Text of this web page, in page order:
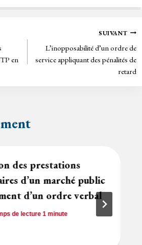
bo tt ail tF
rie
n
dl
y
en
SUIVANT
L’inopposabilité d’un ordre de
service appliquant des pénalités de
retard
des prestations
d’un marché public
d’un ordre verbal
de lecture 1minute